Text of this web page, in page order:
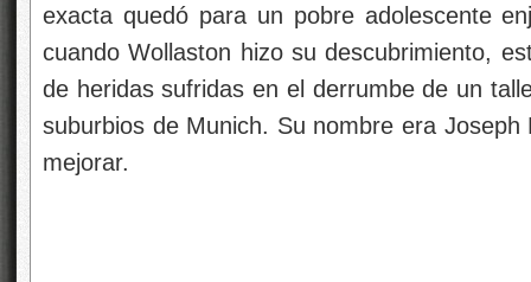
exacta quedó para un pobre adolescente
cuando Wollaston hizo su descubrimiento,
de heridas sufridas en el derrumbe de un
suburbios de Munich. Su nombre era
mejorar.